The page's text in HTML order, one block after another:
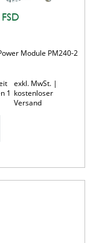
Module PM240-2
1
exkl. MwSt. |
kostenloser
Versand